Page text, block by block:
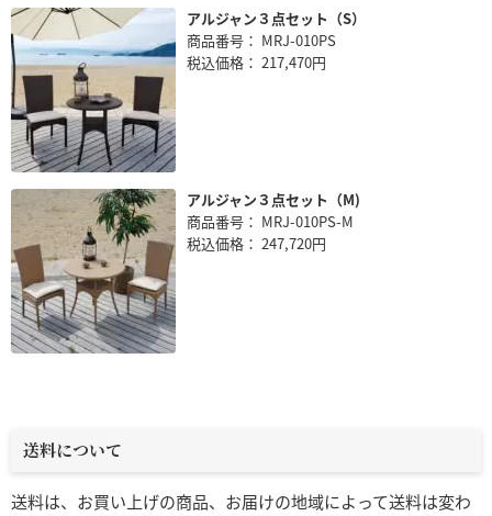
アルジャン３点セット（S）
商品番号： MRJ-010PS
税込価格： 217,470円
アルジャン３点セット（M)
商品番号： MRJ-010PS-M
税込価格： 247,720円
送料について
送料は、お買い上げの商品、お届けの地域によって送料は変わ